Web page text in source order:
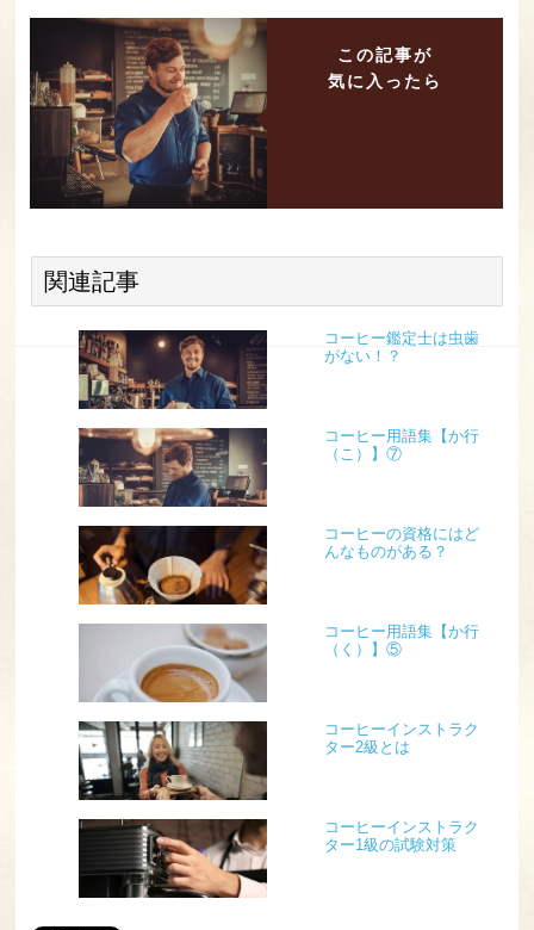
この記事が
気に入ったら
関連記事
コーヒー鑑定士は虫歯
がない！？
コーヒー用語集【か行
（こ）】⑦
コーヒーの資格にはど
んなものがある？
コーヒー用語集【か行
（く）】⑤
コーヒーインストラク
ター2級とは
コーヒーインストラク
ター1級の試験対策